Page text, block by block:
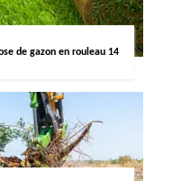
de gazon en rouleau 14